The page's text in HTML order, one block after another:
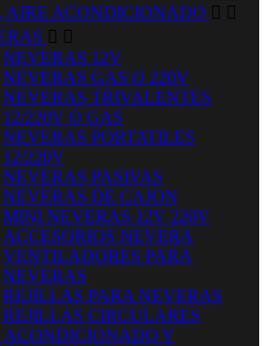
AIRE ACONDICIONADO  
 
NEVERAS 12V
NEVERAS GAS O 220V
NEVERAS TRIVALENTES
12/220V O GAS
NEVERAS PORTATILES
12/220V
NEVERAS PASIVAS
NEVERAS DE CAJON
MINI NEVERAS 12V 220V
ACCESORIOS NEVERA
VENTILADORES PARA
NEVERAS
REJILLAS PARA NEVERAS
REJILLAS CIRCULARES
ACONDICIONADO Y